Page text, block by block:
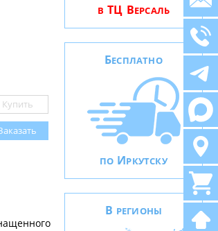
Купить
В ТЦ ВЕРСАЛЬ
БЕСПЛАТНО
ПО ИРКУТСКУ
В РЕГИОНЫ